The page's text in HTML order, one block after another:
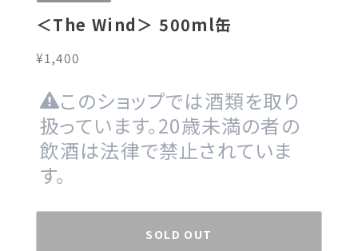
＜The Wind＞ 500ml缶
¥1,400
このショップでは酒類を取り
扱っています。20歳未満の者の
飲酒は法律で禁止されていま
す。
SOLD OUT